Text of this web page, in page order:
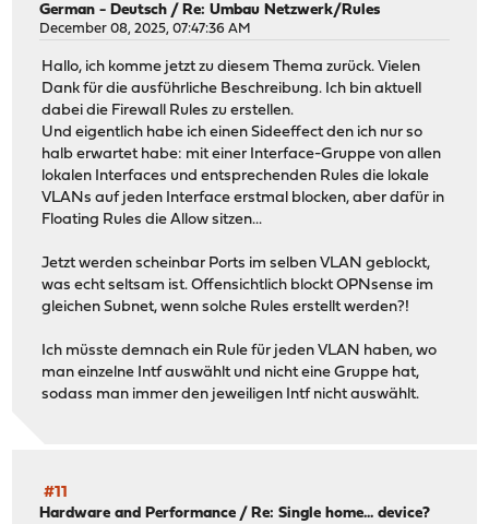
German - Deutsch /Re: Umbau Netzwerk/Rules
December 08, 2025, 07:47:36 AM
Hallo, ich komme jetzt zu diesem Thema zurück. Vielen
Dank für die ausführliche Beschreibung. Ich bin aktuell
dabei die Firewall Rules zu erstellen.
Und eigentlich habe ich einen Sideeffect den ich nur so
halb erwartet habe: mit einer Interface-Gruppe von allen
lokalen Interfaces und entsprechenden Rules die lokale
VLANs auf jeden Interface erstmal blocken, aber dafür in
Floating Rules die Allow sitzen...
Jetzt werden scheinbar Ports im selben VLAN geblockt,
was echt seltsam ist. Offensichtlich blockt OPNsense im
gleichen Subnet, wenn solche Rules erstellt werden?!
Ich müsste demnach ein Rule für jeden VLAN haben, wo
man einzelne Intf auswählt und nicht eine Gruppe hat,
sodass man immer den jeweiligen Intf nicht auswählt.
#11
Hardware and Performance /Re: Single home... device?